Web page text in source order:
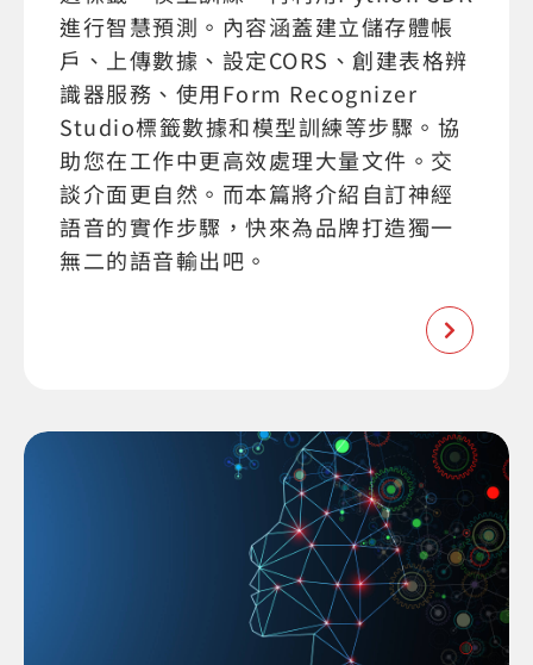
進行智慧預測。內容涵蓋建立儲存體帳
戶、上傳數據、設定CORS、創建表格辨
識器服務、使用Form Recognizer
Studio標籤數據和模型訓練等步驟。協
助您在工作中更高效處理大量文件。交
談介面更自然。而本篇將介紹自訂神經
語音的實作步驟，快來為品牌打造獨一
無二的語音輸出吧。